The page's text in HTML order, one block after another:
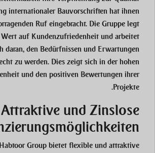
internationaler Bauvorschriften hat ihnen
Ruf eingebracht. Die Gruppe legt
auf Kundenzufriedenheit und arbeitet
daran, den Bedürfnissen und Erwartungen
zu werden. Dies zeigt sich in der hohen
und den positiven Bewertungen ihrer
Projekte.
Attraktive und Zinslose
Group bietet flexible und attraktive